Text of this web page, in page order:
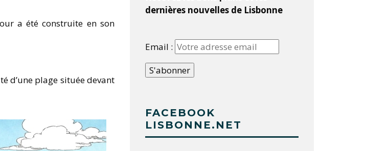
a été construite en son
d’une plage située devant
dernières nouvelles de Lisbonne
Email :
FACEBOOK
LISBONNE.NET